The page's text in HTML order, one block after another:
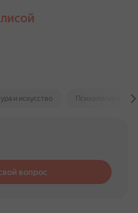
и искусство Психология и
вопрос